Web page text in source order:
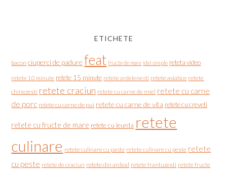
ETICHETE
bacon ciuperci de padure feat fructe de mare idei simple reteta video
retete 10 minute retete 15 minute retete ardelenesti retete asiatice retete
chinezesti retete craciun retete cu carne de miel retete cu carne
de porc retete cu carne de pui retete cu carne de vita retete cu creveti
retete cu fructe de mare retete cu leurda retete
culinare retete culinare cu paste retete culinare cu peste retete
cu peste retete de craciun retete din ardeal retete frantuzesti retete fructe